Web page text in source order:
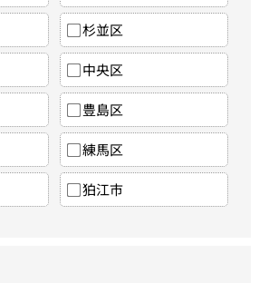
杉並区
中央区
豊島区
練馬区
狛江市